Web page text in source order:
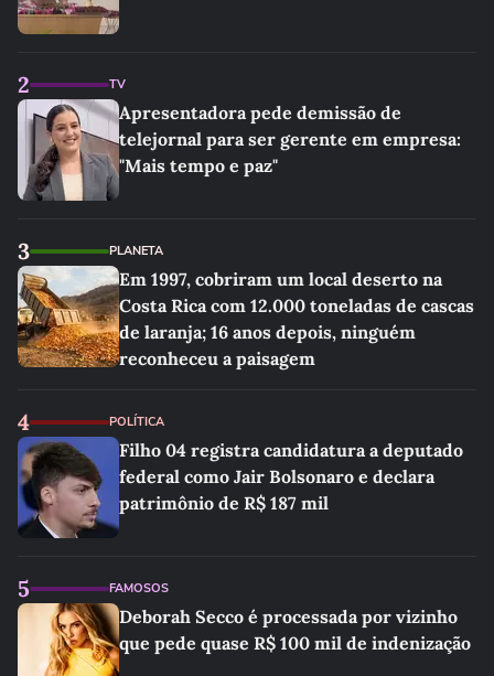
2 TV
Apresentadora pede demissão de
telejornal para ser gerente em empresa:
"Mais tempo e paz"
3 PLANETA
Em 1997, cobriram um local deserto na
Costa Rica com 12.000 toneladas de cascas
de laranja; 16 anos depois, ninguém
reconheceu a paisagem
4 POLÍTICA
Filho 04 registra candidatura a deputado
federal como Jair Bolsonaro e declara
patrimônio de R$ 187 mil
5 FAMOSOS
Deborah Secco é processada por vizinho
que pede quase R$ 100 mil de indenização